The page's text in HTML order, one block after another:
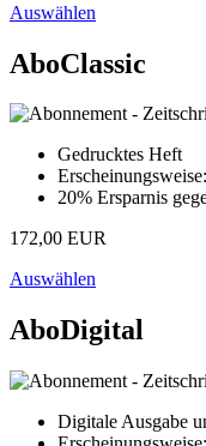
Auswählen
AboClassic
Gedrucktes Heft
20% Ersparnis
172,00 EUR
Auswählen
AboDigital
Digitale Ausgabe